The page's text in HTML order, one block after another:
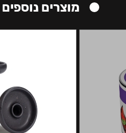
מוצרים נוספים